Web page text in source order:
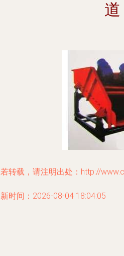
道
转载，请注明出处：http://
时间：2026-08-04 18:04:05